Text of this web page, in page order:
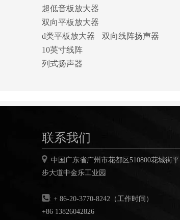
超低音板放大器
双向平板放大器
d类平板放大器
双向线阵扬声器
10英寸线阵
列式扬声器
联系我们
: 中国广东省广州市花都区510800花城街平
步大道中金乐工业园
: + 86-20-3770-8242（工作时间）
+86 13826042826